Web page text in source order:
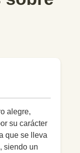
alegre,
su carácter
que se lleva
siendo un